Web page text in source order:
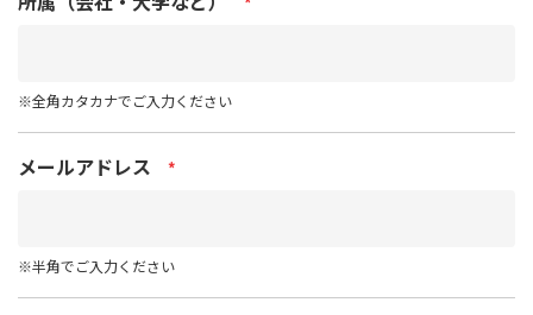
※全角カタカナでご入力ください
メールアドレス *
※半角でご入力ください